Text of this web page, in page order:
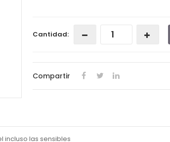
Cantidad:
Compartir
incluso las sensibles